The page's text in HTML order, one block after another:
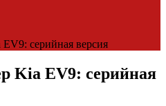
серийная версия
Kia EV9: серийная